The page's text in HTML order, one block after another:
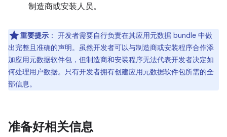
制造商或安装人员。
重要提示 ： 开发者需要自行负责在其应用元数据 bundle 中做
出完整且准确的声明。虽然开发者可以与制造商或安装程序合作添
加应用元数据软件包，但制造商和安装程序无法代表开发者决定如
何处理用户数据。只有开发者拥有创建应用元数据软件包所需的全
部信息。
准备好相关信息